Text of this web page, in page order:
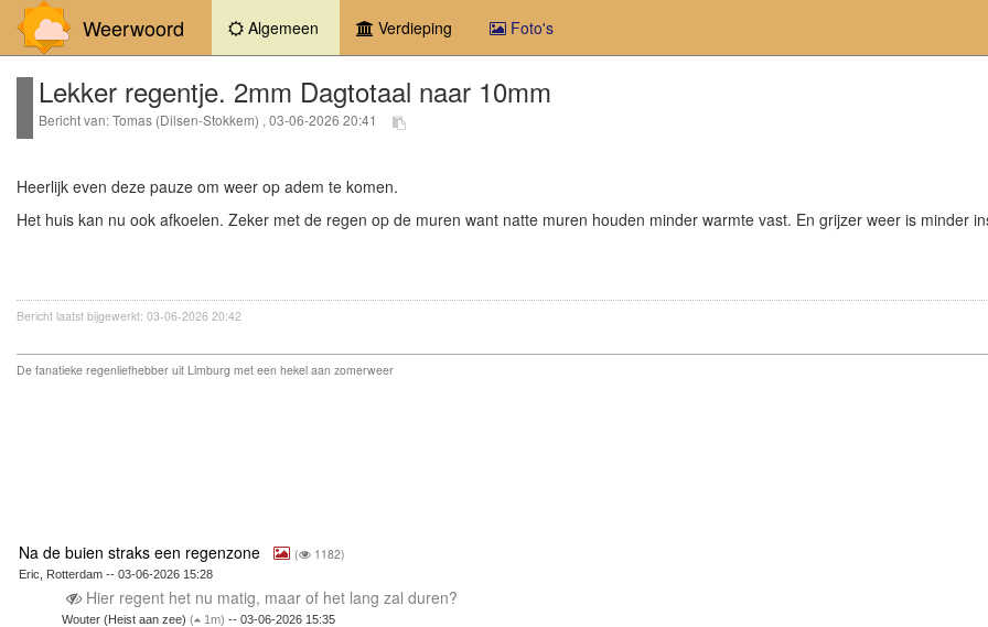
Weerwoord Algemeen (current)Verdieping Foto's
Lekker regentje. 2mm Dagtotaal naar 10mm
Bericht van: Tomas (Dilsen-Stokkem) , 03-06-2026 20:41
Heerlijk even deze pauze om weer op adem te komen.
Het huis kan nu ook afkoelen. Zeker met de regen op de muren want natte muren houden minder warmte vast. En grijzer weer is minder
Bericht laatst bijgewerkt: 03-06-2026 20:42
De fanatieke regenliefhebber uit Limburg met een hekel aan zomerweer
Na de buien straks een regenzone ( 1182)
Eric, Rotterdam -- 03-06-2026 15:28
Hier regent het nu matig, maar of het lang zal duren?
Wouter (Heist aan zee)( 1m) -- 03-06-2026 15:35